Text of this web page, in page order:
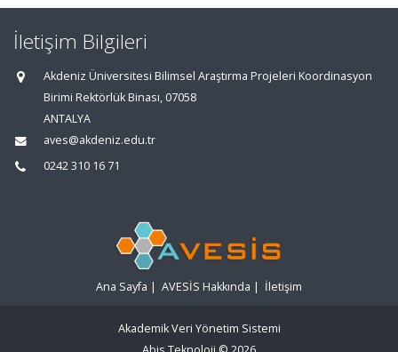
İletişim Bilgileri
Akdeniz Üniversitesi Bilimsel Araştırma Projeleri Koordinasyon
Birimi Rektörlük Binası, 07058
ANTALYA
aves@akdeniz.edu.tr
0242 310 16 71
Ana Sayfa | AVESİS Hakkında | İletişim
Akademik Veri Yönetim Sistemi